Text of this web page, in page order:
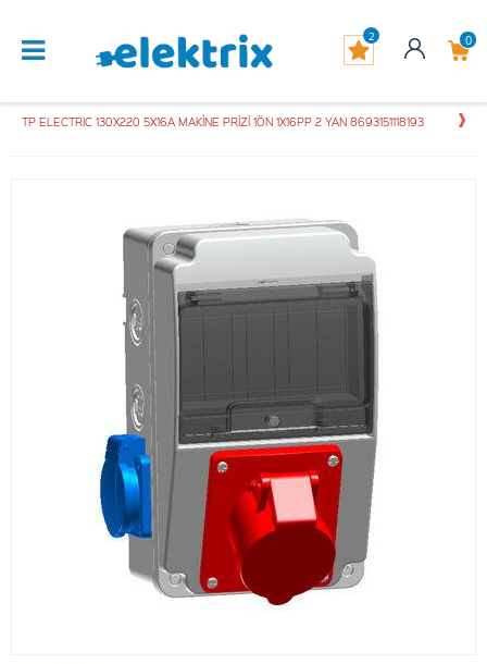
0
2
TP ELECTRIC 130X220 5X16A MAKİNE PRİZİ 1ÖN 1X16PP 2 YAN 8693151118193